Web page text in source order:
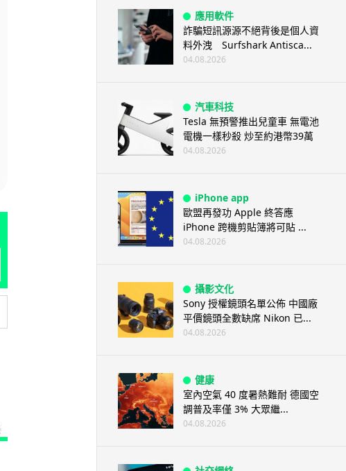
應用軟件
詐騙短訊源源不絕背後是個人資
料外洩 Surfshark Antisca...
04.08.2026
汽車科技
Tesla 無預警推出兒童車 無電池
電機一樣秒殺 炒至約港幣39萬
04.08.2026
iPhone app
歐盟再發功 Apple 終答應
iPhone 跨機剪貼簿將可貼 ...
04.08.2026
攝影文化
Sony 授權鏡頭名單公佈 中國廠
平價鏡頭全數缺席 Nikon 已...
04.08.2026
健康
室內空氣 40 度暑熱難耐 德國空
調普及率僅 3% 大眾繼...
04.08.2026